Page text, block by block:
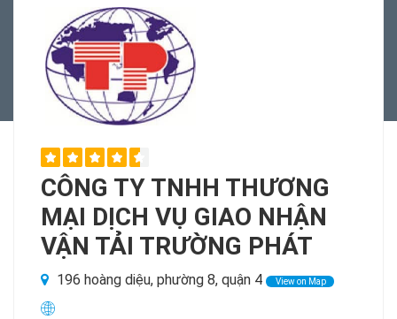
CÔNG TY TNHH THƯƠNG
MẠI DỊCH VỤ GIAO NHẬN
VẬN TẢI TRƯỜNG PHÁT
196 hoàng diệu, phường 8, quận 4 View on Map